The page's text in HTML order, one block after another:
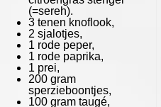
(=sereh).
3 tenen knoflook,
2 sjalotjes,
1 rode peper,
1 rode paprika,
1 prei,
200 gram
sperzieboontjes,
100 gram taugé,